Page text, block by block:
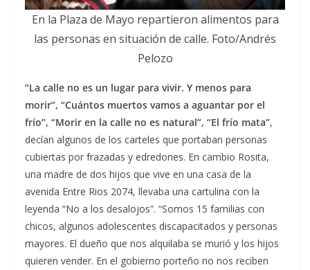
En la Plaza de Mayo repartieron alimentos para
las personas en situación de calle. Foto/Andrés
Pelozo
“La calle no es un lugar para vivir. Y menos para
morir”, “Cuántos muertos vamos a aguantar por el
frío”, “Morir en la calle no es natural”, “El frío mata”,
decían algunos de los carteles que portaban personas
cubiertas por frazadas y edredones. En cambio Rosita,
una madre de dos hijos que vive en una casa de la
avenida Entre Rios 2074, llevaba una cartulina con la
leyenda “No a los desalojos”. “Somos 15 familias con
chicos, algunos adolescentes discapacitados y personas
mayores. El dueño que nos alquilaba se murió y los hijos
quieren vender. En el gobierno porteño no nos reciben